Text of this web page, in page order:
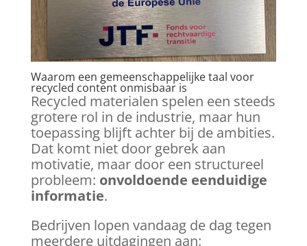
Waarom een gemeenschappelijke taal voor
recycled content onmisbaar is
Recycled materialen spelen een steeds
grotere rol in de industrie, maar hun
toepassing blijft achter bij de ambities.
Dat komt niet door gebrek aan
motivatie, maar door een structureel
probleem: onvoldoende eenduidige
informatie.
Bedrijven lopen vandaag de dag tegen
meerdere uitdagingen aan: